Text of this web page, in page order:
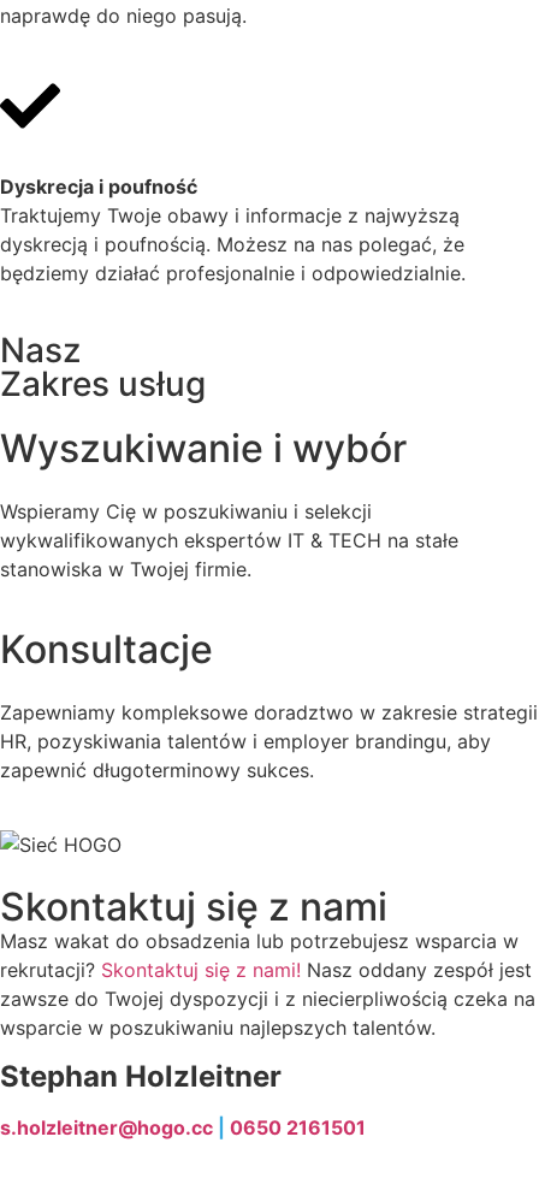
naprawdę do niego pasują.
Dyskrecja i poufność
Traktujemy Twoje obawy i informacje z najwyższą
dyskrecją i poufnością. Możesz na nas polegać, że
będziemy działać profesjonalnie i odpowiedzialnie.
Nasz
Zakres usług
Wyszukiwanie i wybór
Wspieramy Cię w poszukiwaniu i selekcji
wykwalifikowanych ekspertów IT & TECH na stałe
stanowiska w Twojej firmie.
Konsultacje
Zapewniamy kompleksowe doradztwo w zakresie strategii
HR, pozyskiwania talentów i employer brandingu, aby
zapewnić długoterminowy sukces.
Skontaktuj się z nami
Masz wakat do obsadzenia lub potrzebujesz wsparcia w
rekrutacji? Skontaktuj się z nami! Nasz oddany zespół jest
zawsze do Twojej dyspozycji i z niecierpliwością czeka na
wsparcie w poszukiwaniu najlepszych talentów.
Stephan Holzleitner
s.holzleitner@hogo.cc 0650 2161501